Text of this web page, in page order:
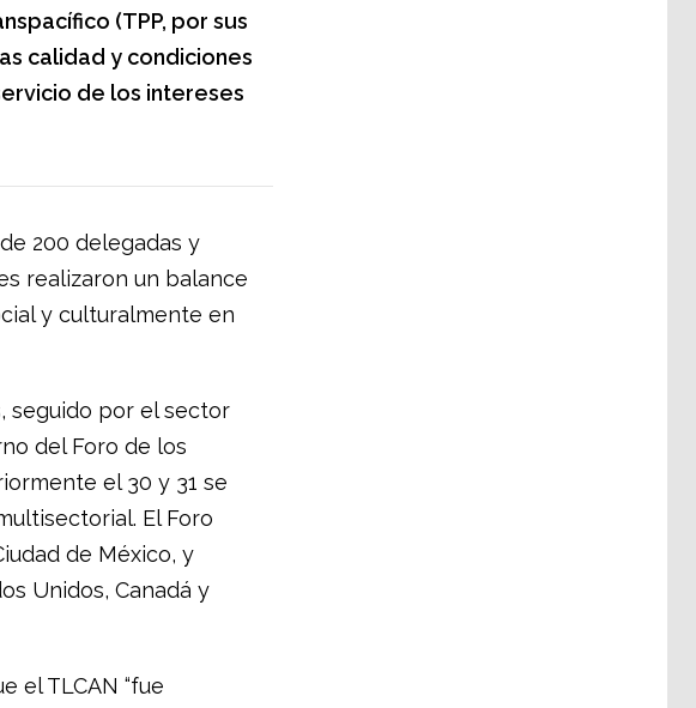
(TPP, por sus
calidad y condiciones
de los intereses
200 delegadas y
realizaron un balance
y culturalmente en
seguido por el sector
del Foro de los
el 30 y 31 se
El Foro
de México, y
Unidos, Canadá y
el TLCAN “fue